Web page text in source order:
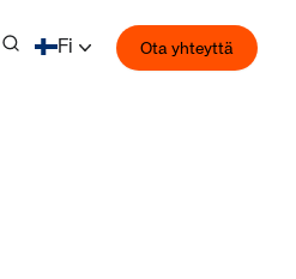
Fi Ota yhteyttä